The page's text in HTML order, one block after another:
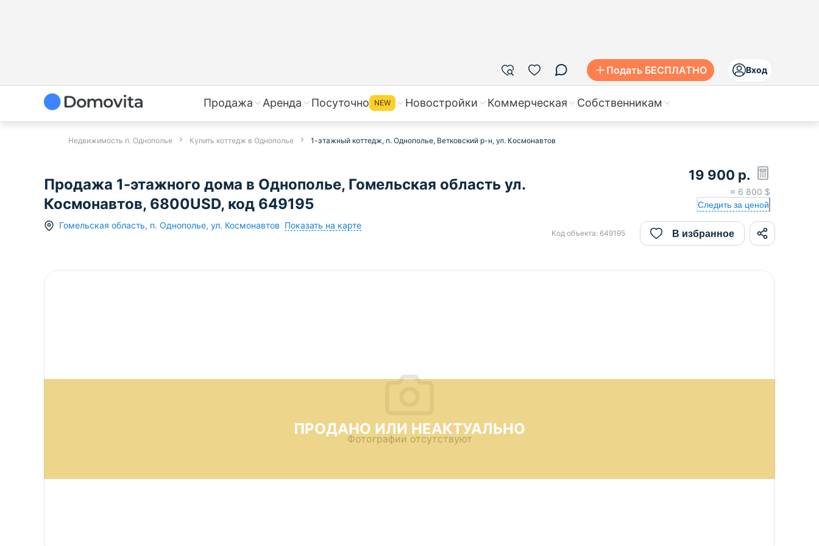
Подать БЕСПЛАТНО Вход
Продажа Аренда Посуточно NEW Новостройки Коммерческая Собственникам
Недвижимость п. Однополье Купить коттедж в Однополье 1-этажный коттедж, п. Однополье, Ветковский р-н, ул. Космонавтов
Продажа 1-этажного дома в Однополье, Гомельская область ул.
Космонавтов, 6800USD, код 649195
Гомельская область, п. Однополье, ул. Космонавтов Показать на карте
19 900 р.
≈ 6 800 $
Следить за ценой
Код объекта: 649195 В избранное
ПРОДАНО ИЛИ НЕАКТУАЛЬНО
Фотографии отсутствуют